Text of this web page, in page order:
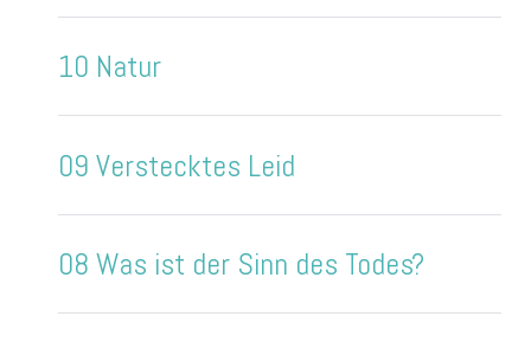
10 Natur
09 Verstecktes Leid
08 Was ist der Sinn des Todes?